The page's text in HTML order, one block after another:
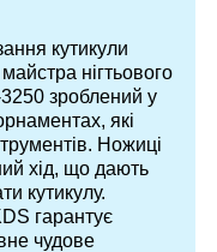
кутикули
нігтьового
зроблений у
які
Ножиці
хід, що дають
кутикулу.
гарантує
чудове